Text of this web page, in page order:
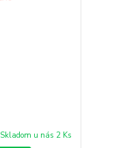
Skladom u nás 2 Ks